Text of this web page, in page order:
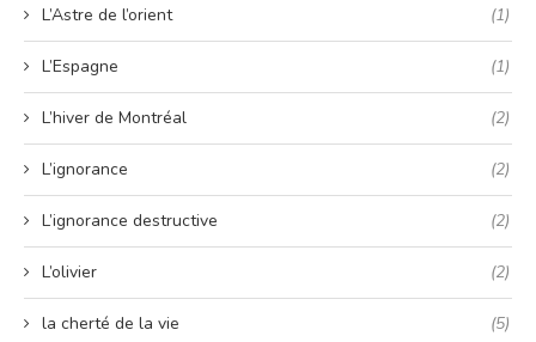
L’Astre de l’orient (1)
L’Espagne (1)
L’hiver de Montréal (2)
L’ignorance (2)
L’ignorance destructive (2)
L’olivier (2)
la cherté de la vie (5)